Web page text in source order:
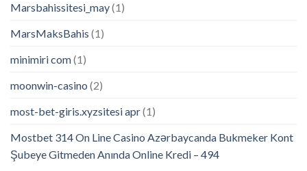
Marsbahissitesi_may(1)
MarsMaksBahis (1)
minimiri com(1)
moonwin-casino (2)
most-bet-giris.xyzsitesi apr(1)
Mostbet 314 On Line Casino Azərbaycanda Bukmeker Kont
Şubeye Gitmeden Anında Online Kredi – 494